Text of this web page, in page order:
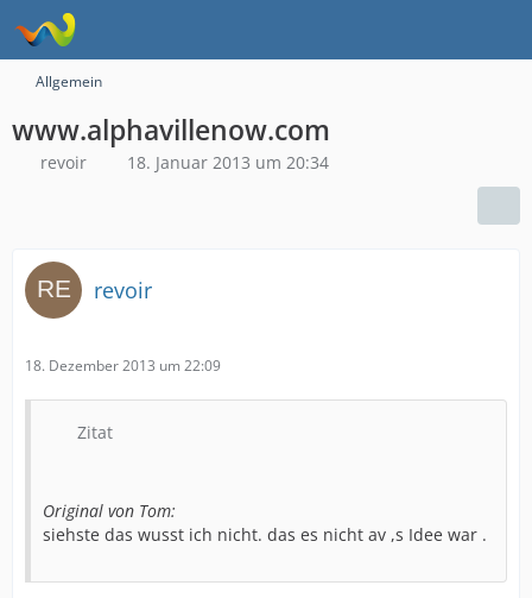
Allgemein
www.alphavillenow.com
revoir 18. Januar 2013 um 20:34
revoir
18. Dezember 2013 um 22:09
Zitat
Original von Tom:
siehste das wusst ich nicht. das es nicht av ,s Idee war .